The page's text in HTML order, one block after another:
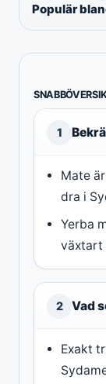
Populär
1
Mate
dra i
Yerba
växtart
2 Vad
Exakt